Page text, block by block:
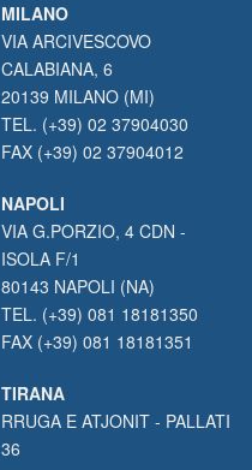
MILANO
VIA ARCIVESCOVO
CALABIANA, 6
20139 MILANO (MI)
TEL. (+39) 02 37904030
FAX (+39) 02 37904012
NAPOLI
VIA G.PORZIO, 4 CDN -
ISOLA F/1
80143 NAPOLI (NA)
TEL. (+39) 081 18181350
FAX (+39) 081 18181351
TIRANA
RRUGA E ATJONIT - PALLATI
36